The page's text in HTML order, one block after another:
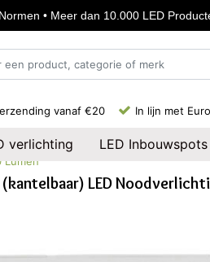
vanaf €20 In lijn met
verlichting LED Inbouwspots
Lumen
LED
• Meer dan 10.000 LED